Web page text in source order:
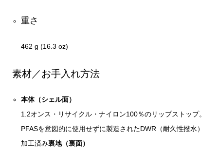
重さ
462 g (16.3 oz)
素材／お手入れ方法
本体（シェル面）
1.2オンス・リサイクル・ナイロン100％のリップストップ。
PFASを意図的に使用せずに製造されたDWR（耐久性撥水）
加工済み裏地（裏面）